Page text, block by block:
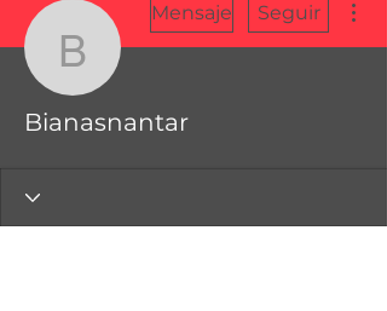
Bianasnantar
Mensaje Seguir
Bianasnantar